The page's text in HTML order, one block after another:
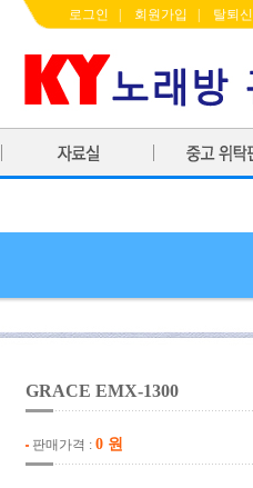
로그인 회원가입 탈퇴
GRACE EMX-1300
판매가격 : 0 원